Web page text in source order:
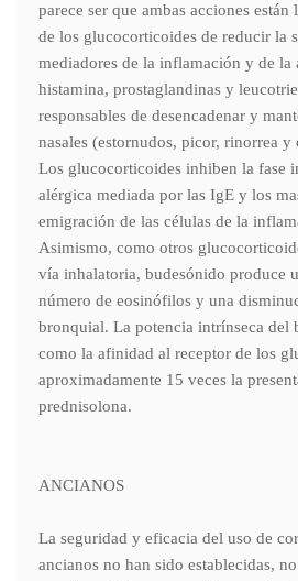
parece ser que ambas acciones están
de los glucocorticoides de reducir la
mediadores de la inflamación y de la
histamina, prostaglandinas y
responsables de desencadenar y
nasales (estornudos, picor, rinorrea y
Los glucocorticoides inhiben la fase
alérgica mediada por las IgE y los
emigración de las células de la
Asimismo, como otros
vía inhalatoria, budesónido produce
número de eosinófilos y una
bronquial. La potencia intrínseca del
como la afinidad al receptor de los
aproximadamente 15 veces la
prednisolona.
ANCIANOS
La seguridad y eficacia del uso de
ancianos no han sido establecidas,